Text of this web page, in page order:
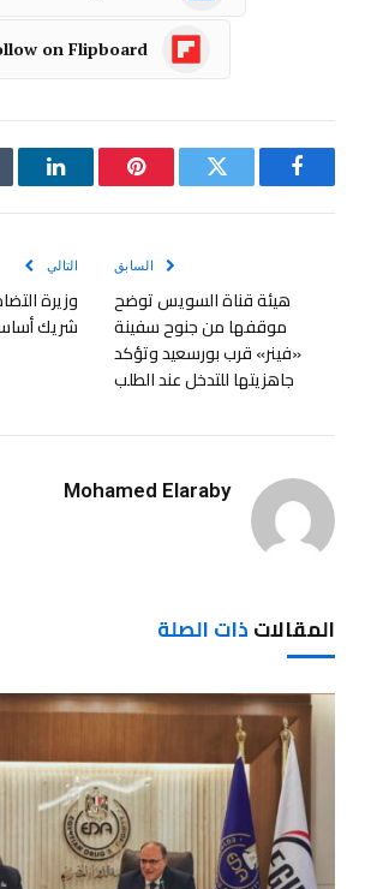
on Flipboard
فيسبوك تويتر بينتيريست
السابق
هيئة قناة السويس توضح
موقفها من جنوح سفينة
«فينر» قرب بورسعيد وتؤكد
جاهزيتها للتدخل عند الطلب
التالي
وزيرة
شريك
Mohamed Elaraby
المقالاتذات الصلة